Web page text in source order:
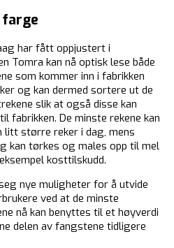
har fått oppjustert i
Tomra kan nå optisk lese både
som kommer inn i fabrikken
og kan dermed sortere ut de
slik at også disse kan
fabrikken. De minste rekene kan
større reker i dag, mens
kan tørkes og males opp til mel
kosttilskudd.
nye muligheter for å utvide
ved at de minste
nå kan benyttes til et høyverdi
delen av fangstene tidligere